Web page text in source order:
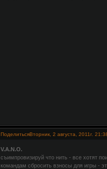
ПоделитьсяВторник, 2 августа, 2011г.
V.A.N.O.
съимпровизируй что нить - все хотят
командам сбросить взносы для игры -